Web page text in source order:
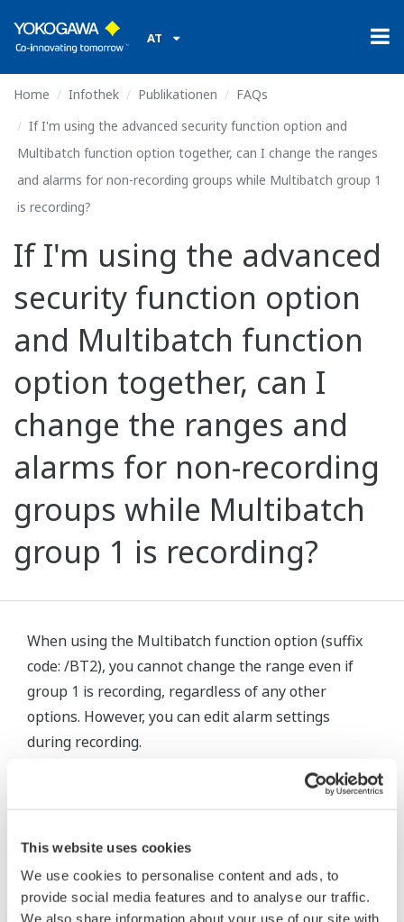
This website uses cookies
We use cookies to personalise content and ads, to
provide social media features and to analyse our traffic.
We also share information about your use of our site with
AT
Home Infothek Publikationen
FAQs
If I'm using the advanced security function option and
Multibatch function option together, can I change the ranges
and alarms for non-recording groups while Multibatch group 1
is recording?
If I'm using the advanced
security function option
and Multibatch function
option together, can I
change the ranges and
alarms for non-recording
groups while Multibatch
group 1 is recording?
When using the Multibatch function option (suffix
code: /BT2), you cannot change the range even if
group 1 is recording, regardless of any other
options. However, you can edit alarm settings
during recording.